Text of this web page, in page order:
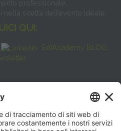
professionale.
nella scelta dell’evento ideale
QUI:
EdiAcademy BLOG